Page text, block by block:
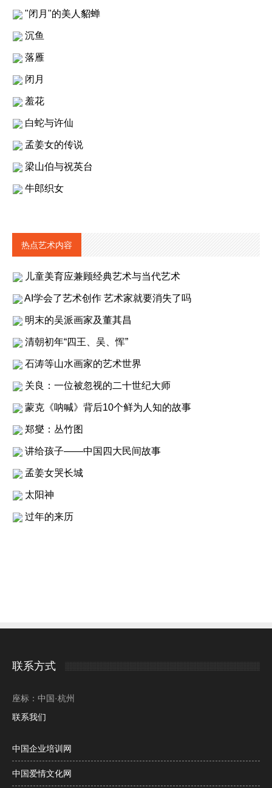
"闭月"的美人貂蝉
沉鱼
落雁
闭月
羞花
白蛇与许仙
孟姜女的传说
梁山伯与祝英台
牛郎织女
热点艺术内容
儿童美育应兼顾经典艺术与当代艺术
AI学会了艺术创作 艺术家就要消失了吗
明末的吴派画家及董其昌
清朝初年“四王、吴、恽”
石涛等山水画家的艺术世界
关良：一位被忽视的二十世纪大师
蒙克《呐喊》背后10个鲜为人知的故事
郑燮：丛竹图
讲给孩子——中国四大民间故事
孟姜女哭长城
太阳神
过年的来历
联系方式
座标：中国·杭州
联系我们
中国企业培训网
中国爱情文化网